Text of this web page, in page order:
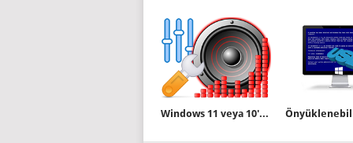
Windows 11 veya 10'da Ses seviyelerini eşitleyin